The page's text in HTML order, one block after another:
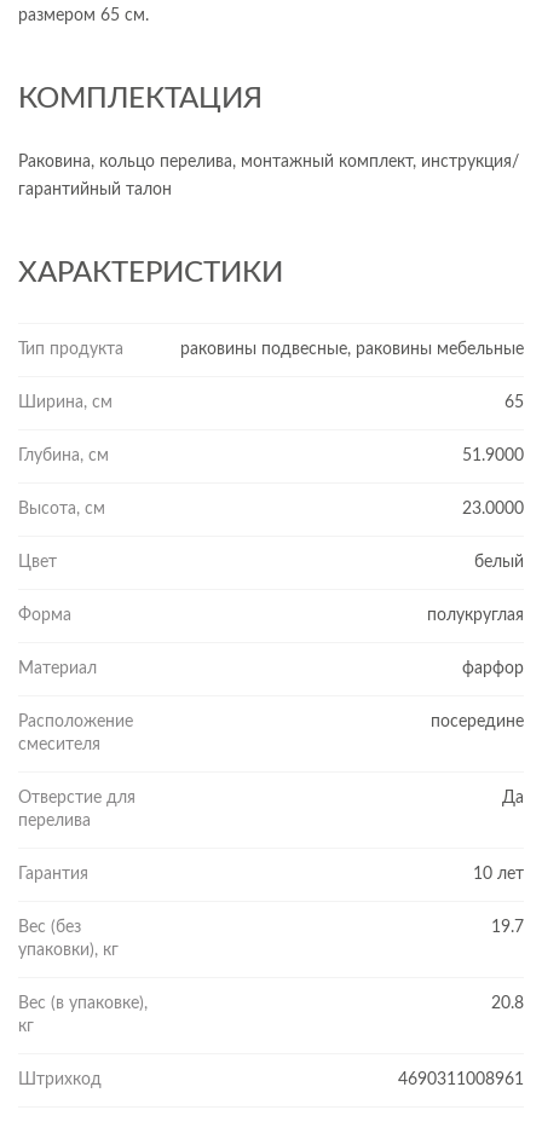
размером 65 см.
КОМПЛЕКТАЦИЯ
Раковина, кольцо перелива, монтажный комплект, инструкция/
гарантийный талон
ХАРАКТЕРИСТИКИ
Тип продукта раковины подвесные, раковины мебельные
Ширина, см 65
Глубина, см 51.9000
Высота, см 23.0000
Цвет белый
Форма полукруглая
Материал фарфор
Расположение
смесителя
посередине
Отверстие для
перелива
Да
Гарантия 10 лет
Вес (без
упаковки), кг
19.7
Вес (в упаковке),
кг
20.8
Штрихкод 4690311008961